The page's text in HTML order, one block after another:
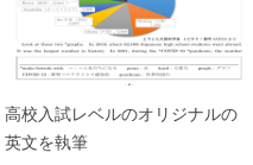
高校入試レベルのオリジナルの
英文を執筆